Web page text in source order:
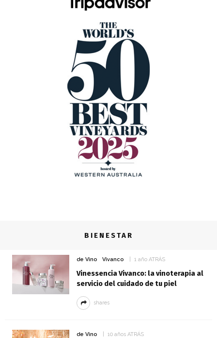
BIENESTAR
de Vino Vivanco 1 año ATRÁS
Vinessencia Vivanco: la vinoterapia al
servicio del cuidado de tu piel
shares
de Vino 10 años ATRÁS